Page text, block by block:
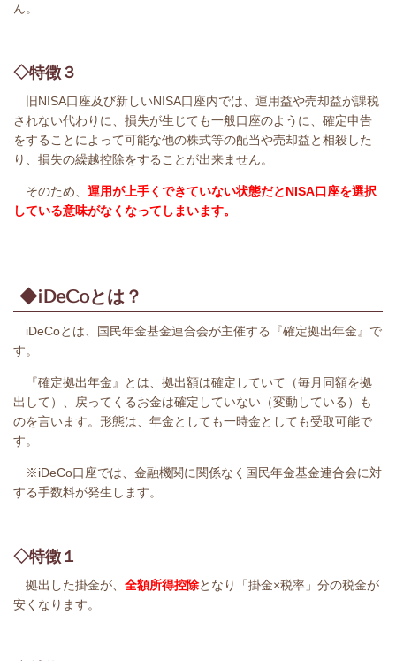
ん。
◇特徴３
旧NISA口座及び新しいNISA口座内では、運用益や売却益が課税
されない代わりに、損失が生じても一般口座のように、確定申告
をすることによって可能な他の株式等の配当や売却益と相殺した
り、損失の繰越控除をすることが出来ません。
そのため、 運用が上手くできていない状態だとNISA口座を選択
している意味がなくなってしまいます。
◆iDeCoとは？
iDeCoとは、国民年金基金連合会が主催する『確定拠出年金』で
す。
『確定拠出年金』とは、拠出額は確定していて（毎月同額を拠
出して）、戻ってくるお金は確定していない（変動している）も
のを言います。形態は、年金としても一時金としても受取可能で
す。
※iDeCo口座では、金融機関に関係なく国民年金基金連合会に対
する手数料が発生します。
◇特徴１
拠出した掛金が、 全額所得控除となり「掛金×税率」分の税金が
安くなります。